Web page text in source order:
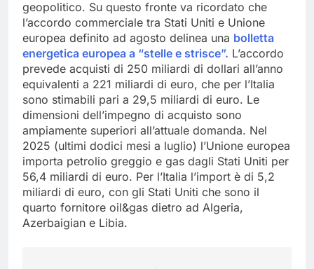
geopolitico. Su questo fronte va ricordato che
l’accordo commerciale tra Stati Uniti e Unione
europea definito ad agosto delinea una bolletta
energetica europea a “stelle e strisce”. L’accordo
prevede acquisti di 250 miliardi di dollari all’anno
equivalenti a 221 miliardi di euro, che per l’Italia
sono stimabili pari a 29,5 miliardi di euro. Le
dimensioni dell’impegno di acquisto sono
ampiamente superiori all’attuale domanda. Nel
2025 (ultimi dodici mesi a luglio) l’Unione europea
importa petrolio greggio e gas dagli Stati Uniti per
56,4 miliardi di euro. Per l’Italia l’import è di 5,2
miliardi di euro, con gli Stati Uniti che sono il
quarto fornitore oil&gas dietro ad Algeria,
Azerbaigian e Libia.